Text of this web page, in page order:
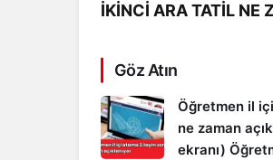
İKİNCİ ARA TATİL NE
Göz Atın
Öğretmen il
ne zaman
ekranı)